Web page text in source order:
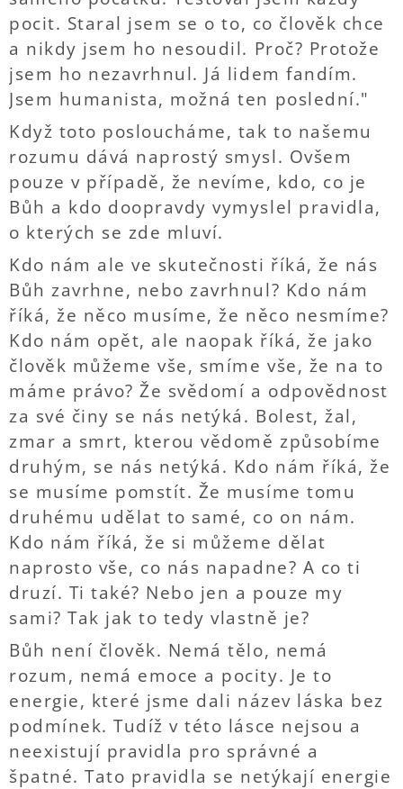
pocit. Staral jsem se o to, co člověk chce
a nikdy jsem ho nesoudil. Proč? Protože
jsem ho nezavrhnul. Já lidem fandím.
Jsem humanista, možná ten poslední."
Když toto posloucháme, tak to našemu
rozumu dává naprostý smysl. Ovšem
pouze v případě, že nevíme, kdo, co je
Bůh a kdo doopravdy vymyslel pravidla,
o kterých se zde mluví.
Kdo nám ale ve skutečnosti říká, že nás
Bůh zavrhne, nebo zavrhnul? Kdo nám
říká, že něco musíme, že něco nesmíme?
Kdo nám opět, ale naopak říká, že jako
člověk můžeme vše, smíme vše, že na to
máme právo? Že svědomí a odpovědnost
za své činy se nás netýká. Bolest, žal,
zmar a smrt, kterou vědomě způsobíme
druhým, se nás netýká. Kdo nám říká, že
se musíme pomstít. Že musíme tomu
druhému udělat to samé, co on nám.
Kdo nám říká, že si můžeme dělat
naprosto vše, co nás napadne? A co ti
druzí. Ti také? Nebo jen a pouze my
sami? Tak jak to tedy vlastně je?
Bůh není člověk. Nemá tělo, nemá
rozum, nemá emoce a pocity. Je to
energie, které jsme dali název láska bez
podmínek. Tudíž v této lásce nejsou a
neexistují pravidla pro správné a
špatné. Tato pravidla se netýkají energie